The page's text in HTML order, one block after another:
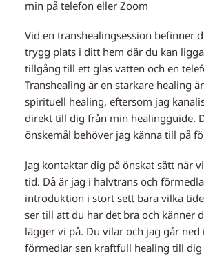
min på telefon eller Zoom
Vid en transhealingsession befinner
trygg plats i ditt hem där du kan
tillgång till ett glas vatten och en
Transhealing är en starkare healing
spirituell healing, eftersom jag
direkt till dig från min healingguide.
önskemål behöver jag känna till på
Jag kontaktar dig på önskat sätt när
tid. Då är jag i halvtrans och
introduktion i stort sett bara vilka
ser till att du har det bra och känner
lägger vi på. Du vilar och jag går ned
förmedlar sen kraftfull healing till dig